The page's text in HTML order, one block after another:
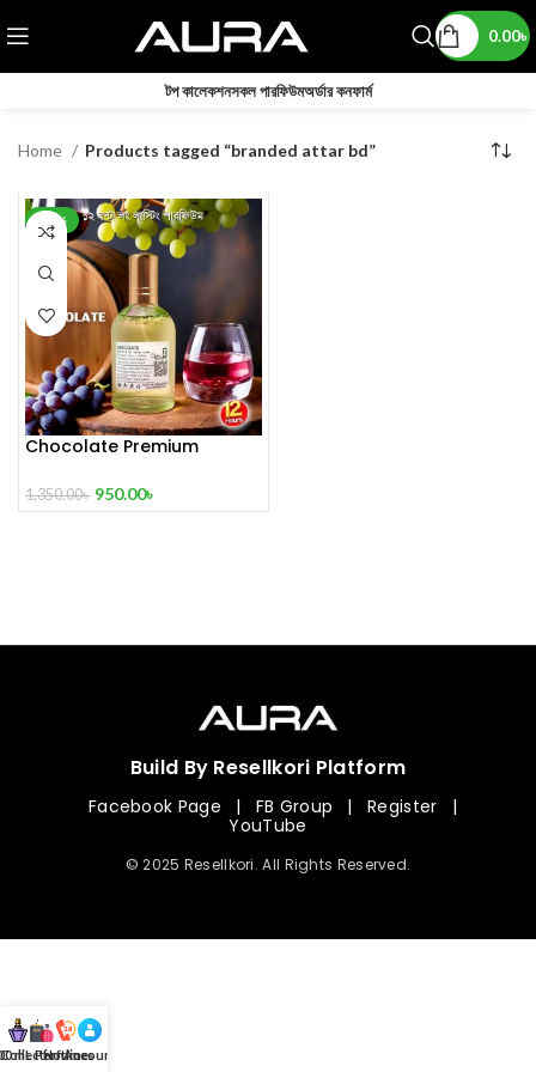
0.00৳
টপ কালেকশনসকল পারফিউমঅর্ডার কনফার্ম
Home Products tagged “branded attar bd”
-30%
Chocolate Premium
1,350.00৳ 950.00৳
Build By Resellkori Platform
Facebook Page | FB Group | Register
|
YouTube
© 2025 Resellkori. All Rights Reserved.
mL Perfumes
Hotline
Account